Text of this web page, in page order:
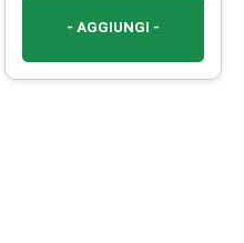
- AGGIUNGI -